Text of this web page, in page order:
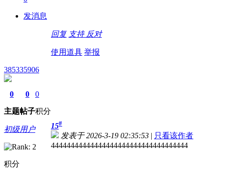
发消息
回复 支持 反对
使用道具 举报
385335906
0
主题
0
帖子
0
积分
初级用户
积分
15#
发表于 2026-3-19 02:35:53 | 只看该作者
44444444444444444444444444444444444